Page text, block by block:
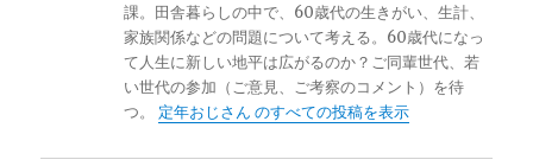
課。田舎暮らしの中で、60歳代の生きがい、生計、
家族関係などの問題について考える。60歳代になっ
て人生に新しい地平は広がるのか？ご同輩世代、若
い世代の参加（ご意見、ご考察のコメント）を待
つ。 定年おじさん のすべての投稿を表示